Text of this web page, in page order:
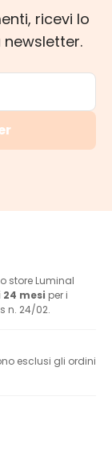
ricevi lo
store Luminal
mesi per i
n. 24/02.
esclusi gli ordini